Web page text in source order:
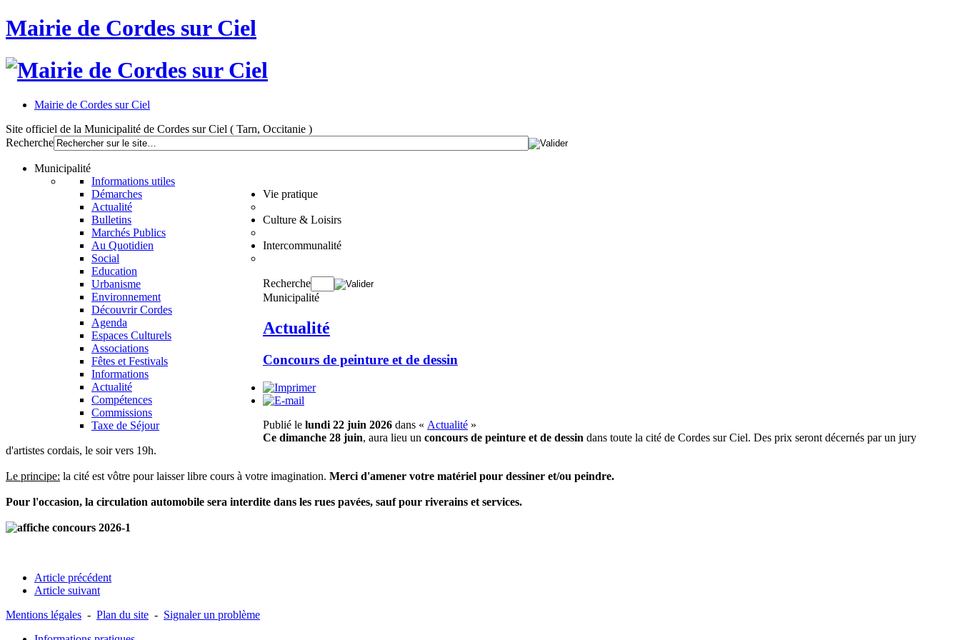
Mairie de Cordes sur Ciel
Mairie de Cordes sur Ciel
Site officiel de la Municipalité de Cordes sur Ciel ( Tarn, Occitanie )
Recherche
Municipalité
Informations utiles
Démarches
Actualité
Bulletins
Marchés Publics
Vie pratique
Au Quotidien
Social
Education
Urbanisme
Environnement
Culture & Loisirs
Découvrir Cordes
Agenda
Espaces Culturels
Associations
Fêtes et Festivals
Intercommunalité
Informations
Actualité
Compétences
Commissions
Taxe de Séjour
Recherche
Municipalité
Actualité
Concours de peinture et de dessin
Publié le lundi 22 juin 2026 dans « Actualité »
Ce dimanche 28 juin, aura lieu un concours de peinture et de dessin dans toute la cité de Cordes sur Ciel. Des prix seront décernés par un jury
d'artistes cordais, le soir vers 19h.
Le principe: la cité est vôtre pour laisser libre cours à votre imagination. Merci d'amener votre matériel pour dessiner et/ou peindre.
Pour l'occasion, la circulation automobile sera interdite dans les rues pavées, sauf pour riverains et services.
Article précédent
Article suivant
Mentions légales - Plan du site - Signaler un problème